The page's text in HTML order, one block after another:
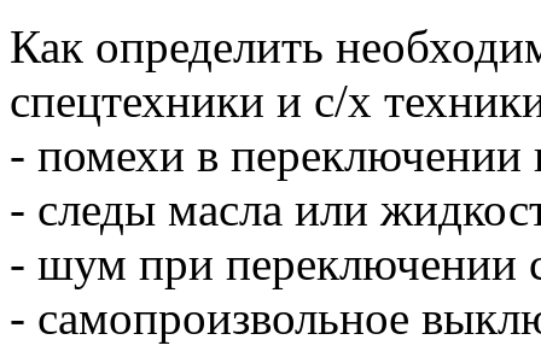
Как определить
спецтехники и с/х
- помехи в переключении
- следы масла или
- шум при переключении
- самопроизвольное